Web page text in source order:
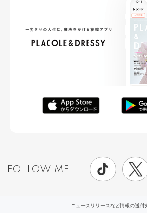
FOLLOW ME
ニュースリリースなど情報の送付